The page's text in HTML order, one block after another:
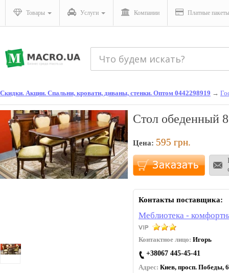
Товары Услуги Компании Платные пакеты
Скидки. Акции. Спальни, кровати, диваны, стенки. Оптом 0442298919 →
Стол обеденный
Цена: 595 грн.
Контакты поставщика:
Меблиотека -
Контактное лицо: Игорь
+38067 445-45-41
Адрес: Киев, просп. Победы,